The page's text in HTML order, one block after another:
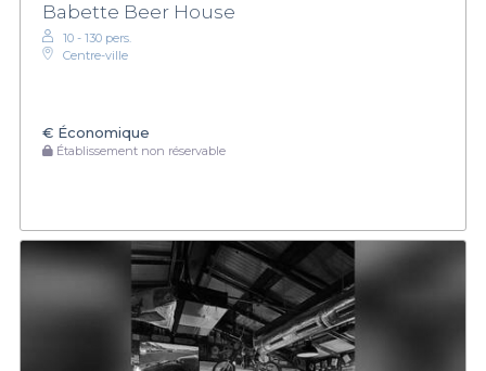
Babette Beer House
10 - 130 pers.
Centre-ville
€ Économique
Établissement non réservable